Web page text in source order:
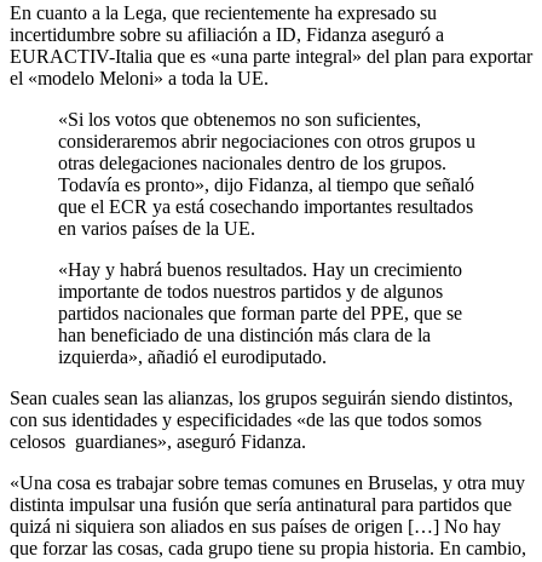
En cuanto a la Lega, que recientemente ha expresado su
incertidumbre sobre su afiliación a ID, Fidanza aseguró a
EURACTIV-Italia que es «una parte integral» del plan para exportar
el «modelo Meloni» a toda la UE.
«Si los votos que obtenemos no son suficientes,
consideraremos abrir negociaciones con otros grupos u
otras delegaciones nacionales dentro de los grupos.
Todavía es pronto», dijo Fidanza, al tiempo que señaló
que el ECR ya está cosechando importantes resultados
en varios países de la UE.
«Hay y habrá buenos resultados. Hay un crecimiento
importante de todos nuestros partidos y de algunos
partidos nacionales que forman parte del PPE, que se
han beneficiado de una distinción más clara de la
izquierda», añadió el eurodiputado.
Sean cuales sean las alianzas, los grupos seguirán siendo distintos,
con sus identidades y especificidades «de las que todos somos
celosos guardianes», aseguró Fidanza.
«Una cosa es trabajar sobre temas comunes en Bruselas, y otra muy
distinta impulsar una fusión que sería antinatural para partidos que
quizá ni siquiera son aliados en sus países de origen […] No hay
que forzar las cosas, cada grupo tiene su propia historia. En cambio,